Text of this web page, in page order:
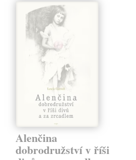
Alenčina
dobrodružství v říši